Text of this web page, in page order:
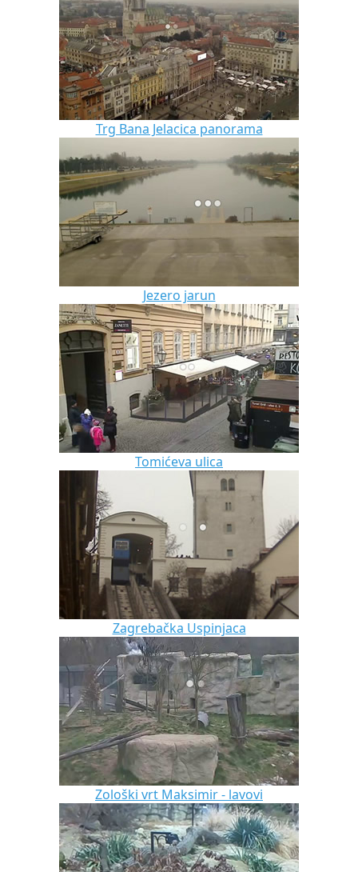
Trg Bana Jelacica panorama
Jezero jarun
Tomićeva ulica
Zagrebačka Uspinjaca
Zološki vrt Maksimir - lavovi